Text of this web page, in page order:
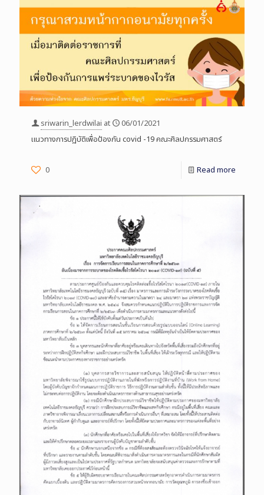
sriwarin_lerdwilai at
06/01/2021
แนวทางการปฏิบัติเพื่อป้องกัน covid -19 คณะศิลปกรรมศาสตร์
0 Read more